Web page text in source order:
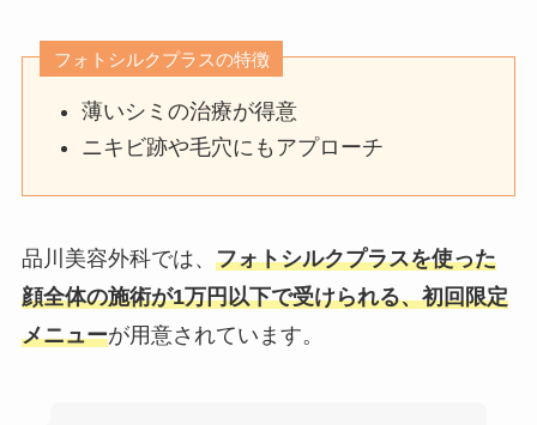
フォトシルクプラスの特徴
薄いシミの治療が得意
ニキビ跡や毛穴にもアプローチ
品川美容外科では、 フォトシルクプラスを使った
顔全体の施術が1万円以下で受けられる、初回限定
メニューが用意されています。